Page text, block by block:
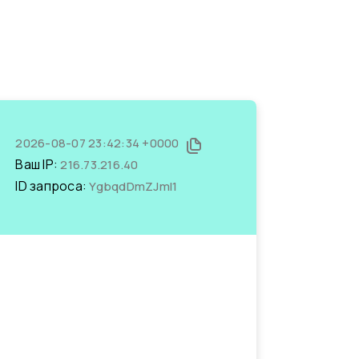
2026-08-07 23:42:34 +0000
Ваш IP:216.73.216.40
ID запроса:YgbqdDmZJmI1